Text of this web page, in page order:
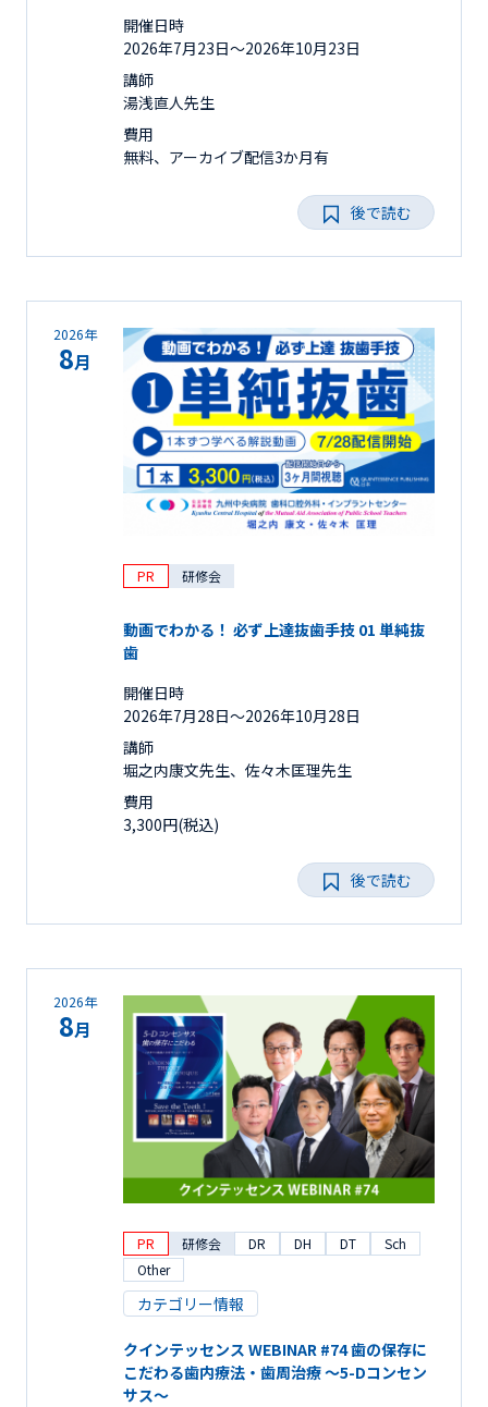
開催日時
2026年7月23日〜2026年10月23日
講師
湯浅直人先生
費用
無料、アーカイブ配信3か月有
後で読む
2026年
8月
PR 研修会
動画でわかる！ 必ず上達抜歯手技 01 単純抜
歯
開催日時
2026年7月28日〜2026年10月28日
講師
堀之内康文先生、佐々木匡理先生
費用
3,300円(税込)
後で読む
2026年
8月
PR 研修会 DR DH DT
Sch
Other
カテゴリー情報
クインテッセンス WEBINAR #74 歯の保存に
こだわる歯内療法・歯周治療 ～5-Dコンセン
サス～